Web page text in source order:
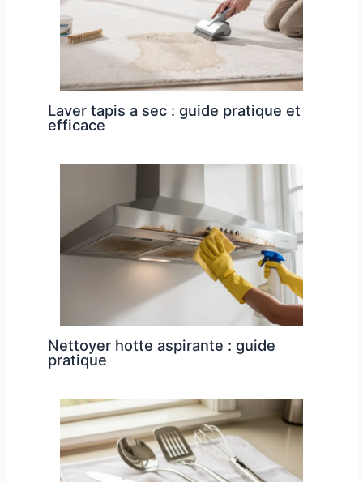
Laver tapis a sec : guide pratique et
efficace
Nettoyer hotte aspirante : guide
pratique